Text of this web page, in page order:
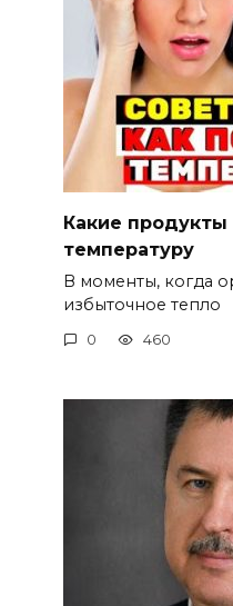
Какие
температуру
В моменты, когда
избыточное тепло
0 460